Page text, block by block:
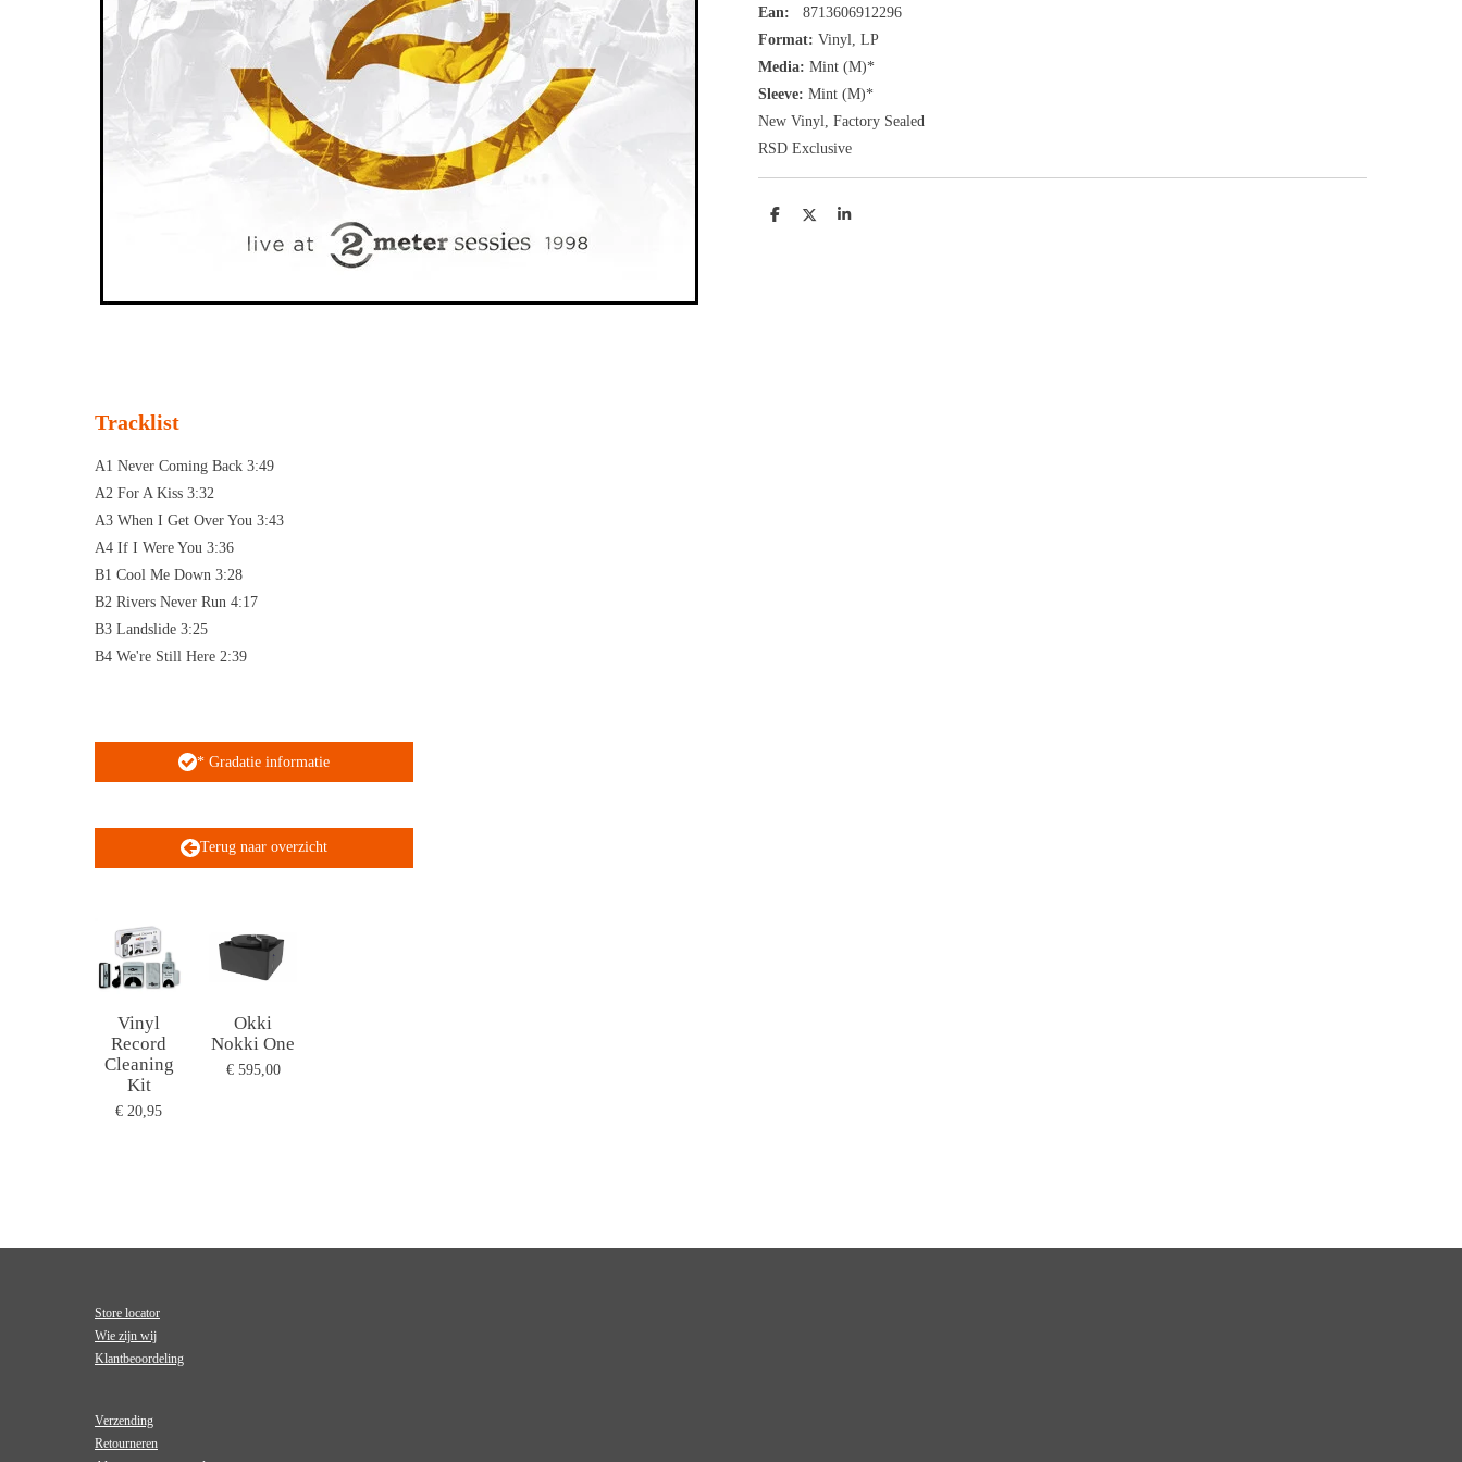
Ean:
8713606912296
Format: Vinyl, LP
Media: Mint (M)*
Sleeve: Mint (M)*
New Vinyl, Factory Sealed
RSD Exclusive
D
D
S
Tracklist
A1 Never Coming Back 3:49
A2 For A Kiss 3:32
A3 When I Get Over You 3:43
A4 If I Were You 3:36
B1 Cool Me Down 3:28
B2 Rivers Never Run 4:17
B3 Landslide 3:25
B4 We're Still Here 2:39
* Gradatie informatie
Terug naar overzicht
Vinyl
Record
Cleaning
Kit
€ 20,95
Okki
Nokki One
€ 595,00
Store locator
Wie zijn wij
Klantbeoordeling
Verzending
Retourneren